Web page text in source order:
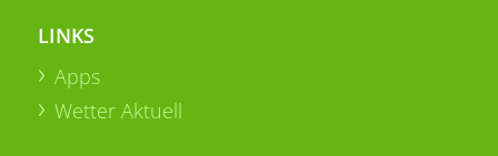
LINKS
Apps
Wetter Aktuell